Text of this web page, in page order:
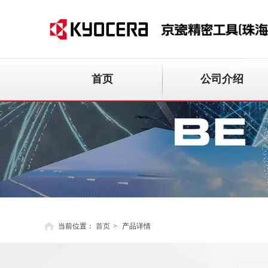
首页 公司介绍
当前位置： 首页 > 产品详情